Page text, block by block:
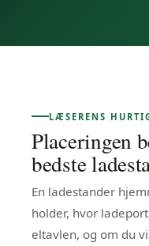
LÆSERENS
Placeringen
bedste
En ladestander
holder, hvor
eltavlen, og om du